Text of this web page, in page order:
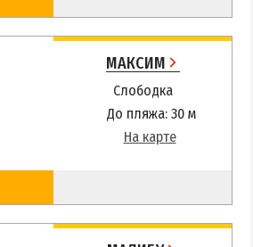
МАКСИМ
Слободка
До пляжа: 30 м
На карте